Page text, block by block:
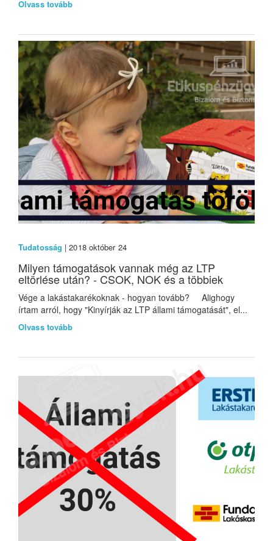
Olvass tovább
Tudatosság | 2018 október 24
Milyen támogatások vannak még az LTP
eltörlése után? - CSOK, NOK és a többiek
Vége a lakástakarékoknak - hogyan tovább? Alighogy
írtam arról, hogy "Kinyírják az LTP állami támogatását", el...
Olvass tovább